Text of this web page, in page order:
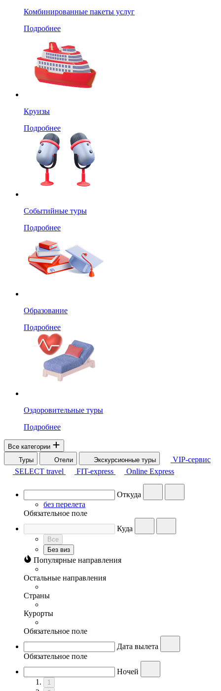
Комбинированные пакеты услуг
Подробнее
Круизы
Подробнее
Событийные туры
Подробнее
Образование
Подробнее
Оздоровительные туры
Подробнее
Все категории
Туры
Отели Экскурсионные туры
VIP-сервис
SELECT travel
FIT-express Online Express
Откуда
без перелета
Обязательное поле
Куда
Все
Без виз
Популярные направления
Остальные направления
Страны
Курорты
Обязательное поле
Дата вылета
Обязательное поле
Ночей
1